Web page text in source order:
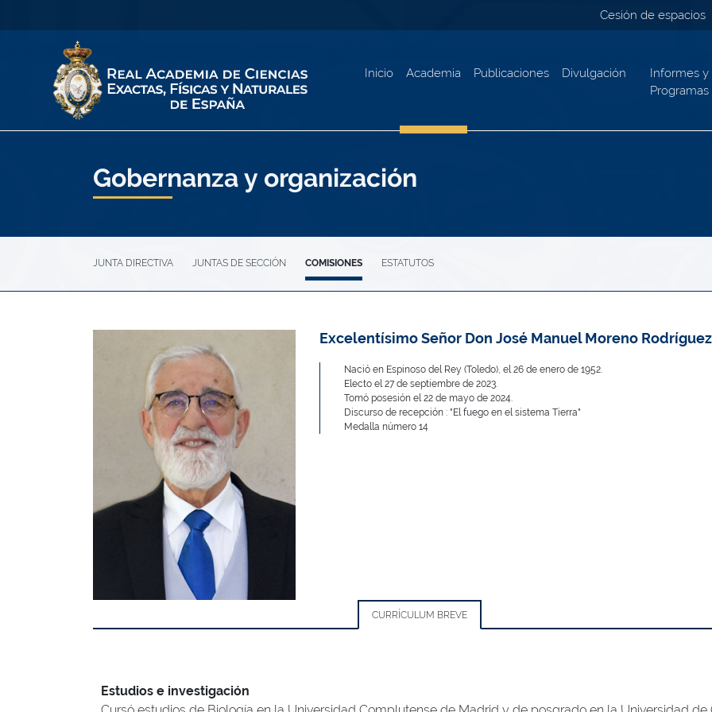
Cesión de espacios
Inicio Academia Publicaciones Divulgación
Informes y
Programas
Gobernanza y organización
JUNTA DIRECTIVA JUNTAS DE SECCIÓN COMISIONES ESTATUTOS
Excelentísimo Señor Don José Manuel Moreno Rodríguez
Nació en Espinoso del Rey (Toledo), el 26 de enero de 1952.
Electo el 27 de septiembre de 2023.
Tomó posesión el 22 de mayo de 2024.
Discurso de recepción : "El fuego en el sistema Tierra"
Medalla número 14
CURRÍCULUM BREVE
Estudios e investigación